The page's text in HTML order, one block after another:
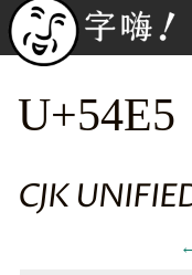
U+54E5
CJK